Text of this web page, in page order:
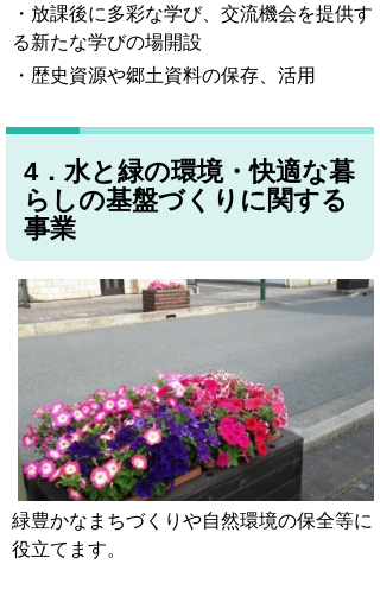
・放課後に多彩な学び、交流機会を提供す
る新たな学びの場開設
・歴史資源や郷土資料の保存、活用
4．水と緑の環境・快適な暮
らしの基盤づくりに関する
事業
緑豊かなまちづくりや自然環境の保全等に
役立てます。